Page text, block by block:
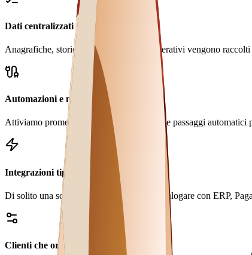
Dati centralizzati e consultabili
Anagrafiche, storico, documenti e stati operativi vengono
Automazioni e notifiche
Attiviamo promemoria, alert, assegnazioni e passaggi
Integrazioni tipiche
Di solito una soluzione come questa può dialogare con ERP,
Clienti che ordinano in autonomia 24/7